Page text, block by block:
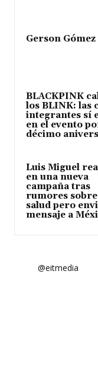
Gerson Gómez
BLACKPINK
los BLINK: las
integrantes sí
en el evento
décimo
Luis Miguel
en una nueva
campaña tras
rumores sobre
salud pero
mensaje a
@eitmedia